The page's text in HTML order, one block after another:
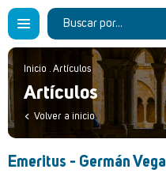
Inicio . Artículos
Artículos
Volver a inicio
Emeritus - Germán Vega